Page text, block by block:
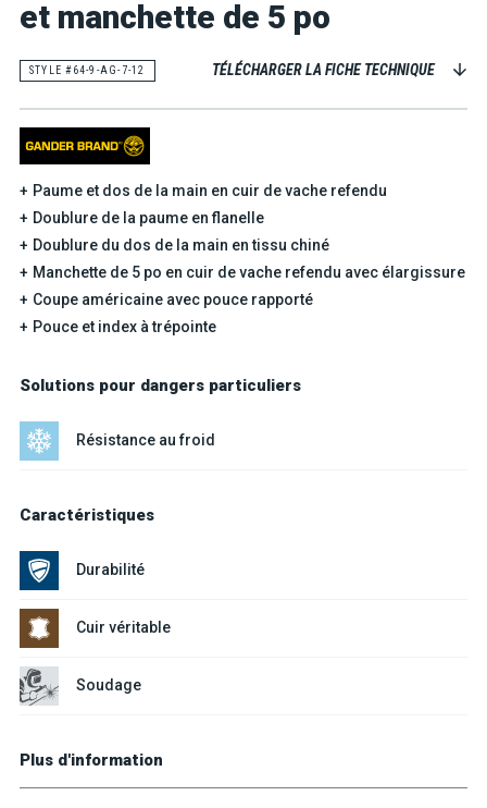
et manchette de 5 po
STYLE #64-9-AG-7-12 TÉLÉCHARGER LA FICHE TECHNIQUE
Paume et dos de la main en cuir de vache refendu
Doublure de la paume en flanelle
Doublure du dos de la main en tissu chiné
Manchette de 5 po en cuir de vache refendu avec élargissure
Coupe américaine avec pouce rapporté
Pouce et index à trépointe
Solutions pour dangers particuliers
Résistance au froid
Caractéristiques
Durabilité
Cuir véritable
Soudage
Plus d'information